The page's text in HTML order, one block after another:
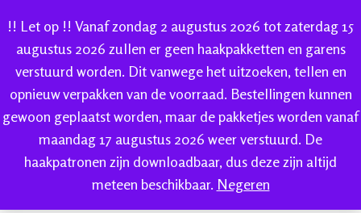
!! Let op !! Vanaf zondag 2 augustus 2026 tot zaterdag 15
augustus 2026 zullen er geen haakpakketten en garens
verstuurd worden. Dit vanwege het uitzoeken, tellen en
opnieuw verpakken van de voorraad. Bestellingen kunnen
gewoon geplaatst worden, maar de pakketjes worden vanaf
maandag 17 augustus 2026 weer verstuurd. De
haakpatronen zijn downloadbaar, dus deze zijn altijd
meteen beschikbaar. Negeren
IK-KE
webshop voor handgeverfde garen 100% katoen en
sokkenwol
IK-KE Welkom bij IK-KE nieuw
nieuw